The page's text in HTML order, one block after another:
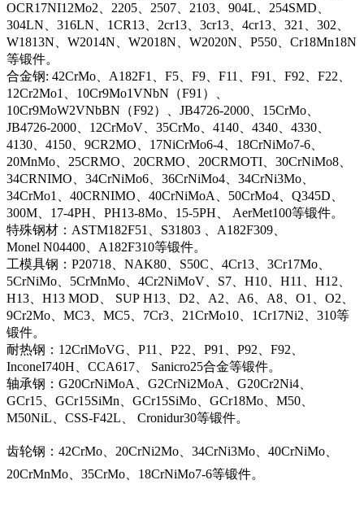
OCR17NI12Mo2、2205、2507、2103、904L、254SMD、
304LN、316LN、1CR13、2cr13、3cr13、4cr13、321、302、
W1813N、W2014N、W2018N、W2020N、P550、Cr18Mn18N
等锻件。
合金钢: 42CrMo、A182F1、F5、F9、F11、F91、F92、F22、
12Cr2Mo1、10Cr9Mo1VNbN（F91）、
10Cr9MoW2VNbBN（F92）、JB4726-2000、15CrMo、
JB4726-2000、12CrMoV、35CrMo、4140、4340、4330、
4130、4150、9CR2MO、17NiCrMo6-4、18CrNiMo7-6、
20MnMo、25CRMO、20CRMO、20CRMOTI、30CrNiMo8、
34CRNIMO、34CrNiMo6、36CrNiMo4、34CrNi3Mo、
34CrMo1、40CRNIMO、40CrNiMoA、50CrMo4、Q345D、
300M、17-4PH、PH13-8Mo、15-5PH、 AerMet100等锻件。
特殊钢材：ASTM182F51、S31803 、A182F309、
Monel N04400、A182F310等锻件。
工模具钢：P20718、NAK80、S50C、4Cr13、3Cr17Mo、
5CrNiMo、5CrMnMo、4Cr2NiMoV、S7、H10、H11、H12、
H13、H13 MOD、 SUP H13、D2、A2、A6、A8、O1、O2、
9Cr2Mo、MC3、MC5、7Cr3、21CrMo10、1Cr17Ni2、310等
锻件。
耐热钢：12CrlMoVG、P11、P22、P91、P92、F92、
InconeI740H、CCA617、 Sanicro25合金等锻件。
轴承钢：G20CrNiMoA、G2CrNi2MoA、G20Cr2Ni4、
GCr15、GCr15SiMn、GCr15SiMo、GCr18Mo、M50、
M50NiL、CSS-F42L、 Cronidur30等锻件。
齿轮钢：42CrMo、20CrNi2Mo、34CrNi3Mo、40CrNiMo、
20CrMnMo、35CrMo、18CrNiMo7-6等锻件。